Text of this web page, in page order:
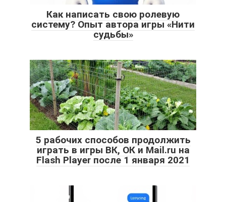
Как написать свою ролевую
систему? Опыт автора игры «Нити
судьбы»
5 рабочих способов продолжить
играть в игры ВК, ОК и Mail.ru на
Flash Player после 1 января 2021